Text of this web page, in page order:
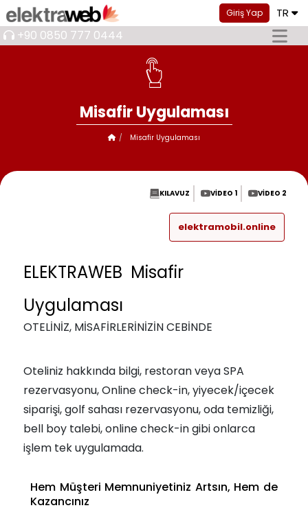
Giriş Yap TR
+90 0850 777 0444
Misafir Uygulaması
Misafir Uygulaması
KILAVUZ VIDEO 1 VIDEO 2
elektramobil.online
ELEKTRAWEB Misafir
Uygulaması
OTELİNİZ, MİSAFİRLERİNİZİN CEBİNDE
Oteliniz hakkında bilgi, restoran veya SPA
rezervasyonu, Online check-in, yiyecek/içecek
siparişi, golf sahası rezervasyonu, oda temizliği,
bell boy talebi, online check-in gibi onlarca
işlem tek uygulamada.
Hem Müşteri Memnuniyetiniz Artsın, Hem de
Kazancınız